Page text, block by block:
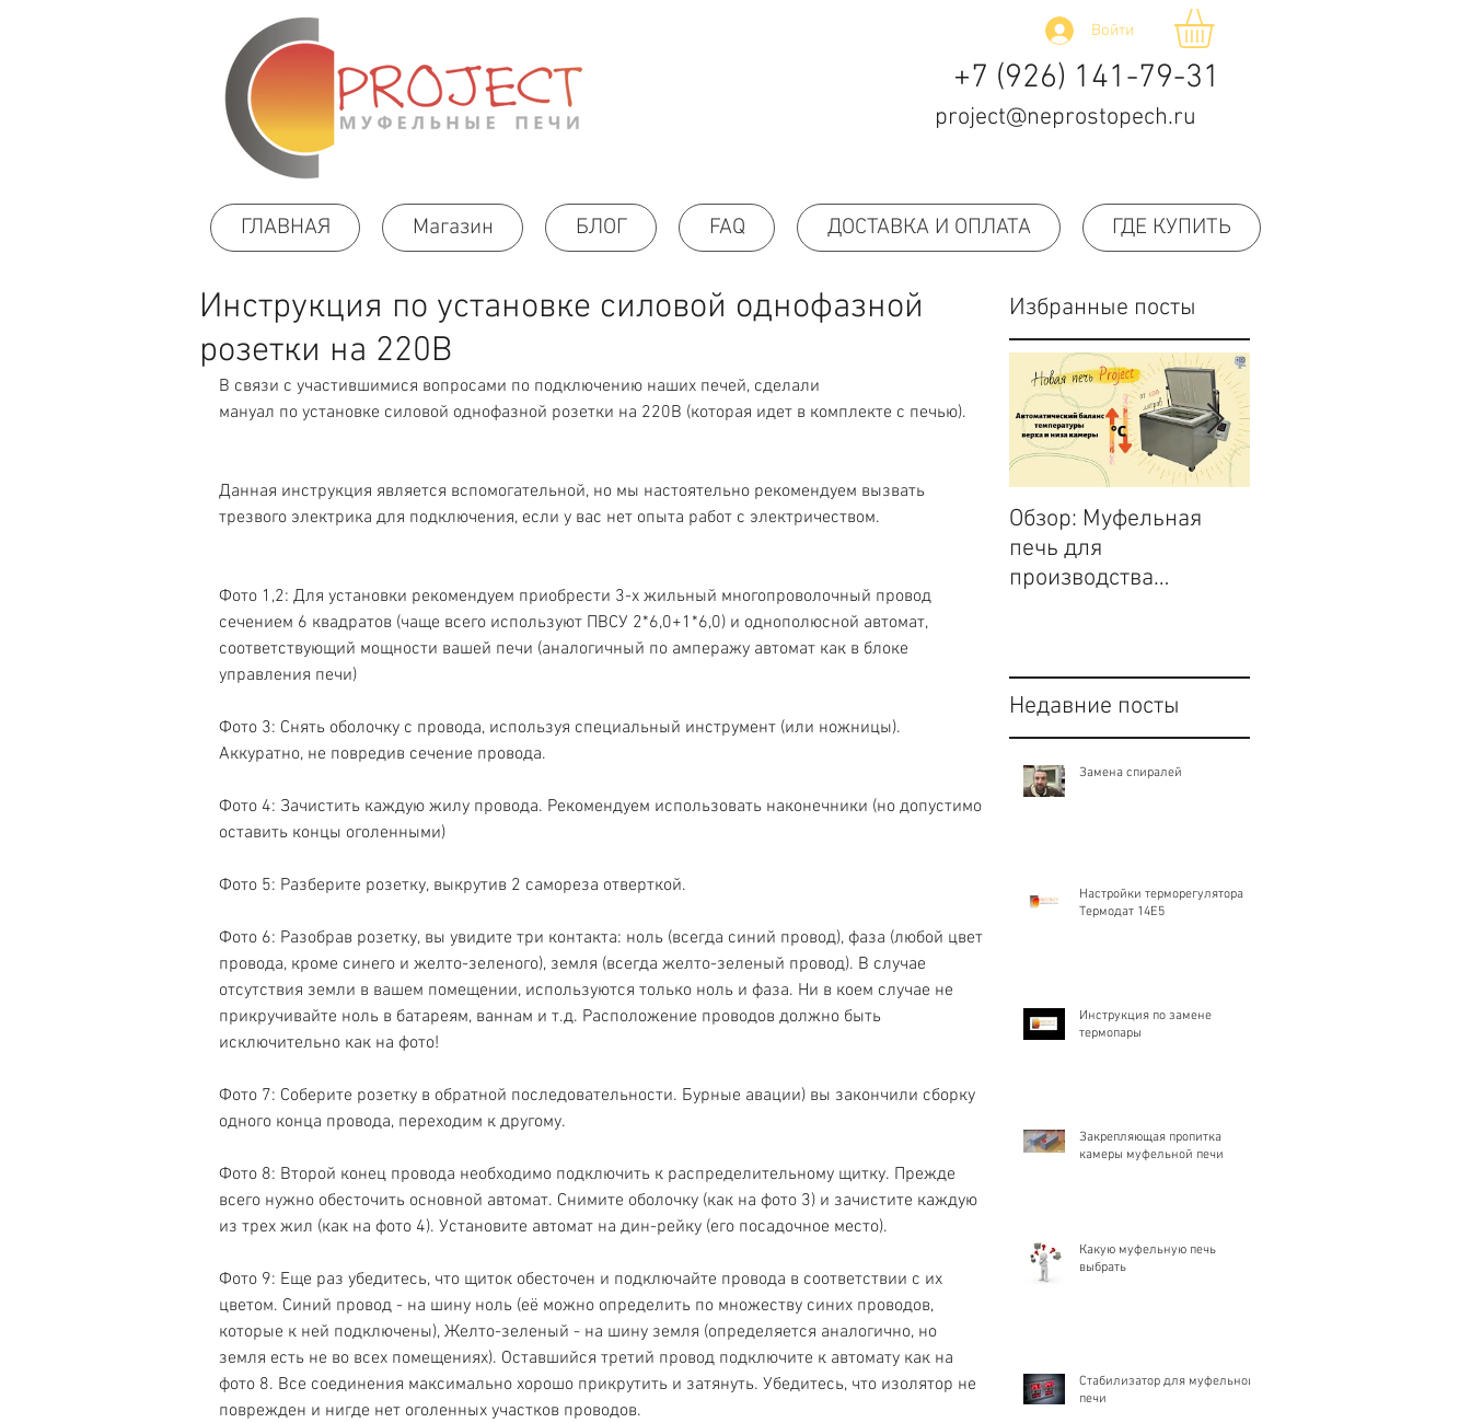
Войти
+7 (926) 141-79-31
project@neprostopech.ru
ГЛАВНАЯ Магазин БЛОГ FAQ ДОСТАВКА И ОПЛАТА ГДЕ КУПИТЬ
Инструкция по установке силовой однофазной
розетки на 220В
В связи с участившимися вопросами по подключению наших печей, сделали
мануал по установке силовой однофазной розетки на 220В (которая идет в комплекте с печью).
Данная инструкция является вспомогательной, но мы настоятельно рекомендуем вызвать
трезвого электрика для подключения, если у вас нет опыта работ с электричеством.
Фото 1,2: Для установки рекомендуем приобрести 3-х жильный многопроволочный провод
сечением 6 квадратов (чаще всего используют ПВСУ 2*6,0+1*6,0) и однополюсной автомат,
соответствующий мощности вашей печи (аналогичный по амперажу автомат как в блоке
управления печи)
Фото 3: Снять оболочку с провода, используя специальный инструмент (или ножницы).
Аккуратно, не повредив сечение провода.
Фото 4: Зачистить каждую жилу провода. Рекомендуем использовать наконечники (но допустимо
оставить концы оголенными)
Фото 5: Разберите розетку, выкрутив 2 самореза отверткой.
Фото 6: Разобрав розетку, вы увидите три контакта: ноль (всегда синий провод), фаза (любой цвет
провода, кроме синего и желто-зеленого), земля (всегда желто-зеленый провод). В случае
отсутствия земли в вашем помещении, используются только ноль и фаза. Ни в коем случае не
прикручивайте ноль в батареям, ваннам и т.д. Расположение проводов должно быть
исключительно как на фото!
Фото 7: Соберите розетку в обратной последовательности. Бурные авации) вы закончили сборку
одного конца провода, переходим к другому.
Фото 8: Второй конец провода необходимо подключить к распределительному щитку. Прежде
всего нужно обесточить основной автомат. Снимите оболочку (как на фото 3) и зачистите каждую
из трех жил (как на фото 4). Установите автомат на дин-рейку (его посадочное место).
Фото 9: Еще раз убедитесь, что щиток обесточен и подключайте провода в соответствии с их
цветом. Синий провод - на шину ноль (её можно определить по множеству синих проводов,
которые к ней подключены), Желто-зеленый - на шину земля (определяется аналогично, но
земля есть не во всех помещениях). Оставшийся третий провод подключите к автомату как на
фото 8. Все соединения максимально хорошо прикрутить и затянуть. Убедитесь, что изолятор не
поврежден и нигде нет оголенных участков проводов.
Избранные посты
Обзор: Муфельная
печь для
производства
Недавние посты
Замена спиралей
Настройки терморегулятора
Термодат 14Е5
Инструкция по замене
термопары
Закрепляющая пропитка
камеры муфельной печи
Какую муфельную печь
выбрать
Стабилизатор для муфельной
печи